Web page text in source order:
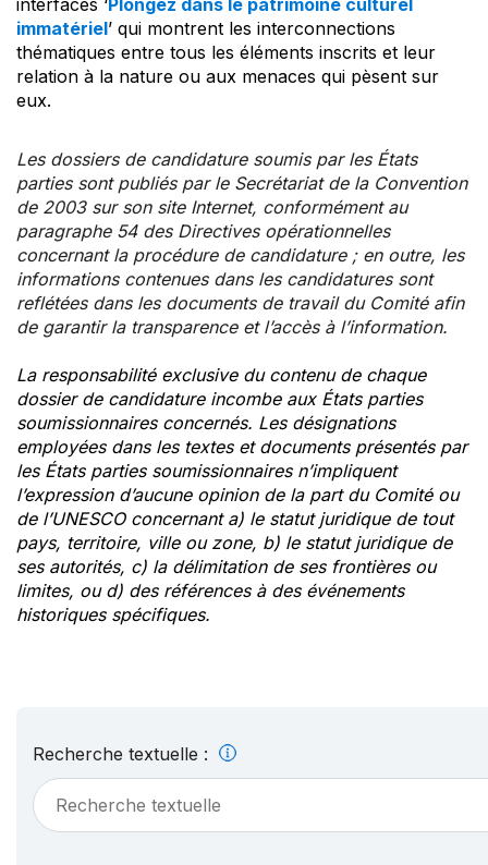
immatériel’ qui montrent les interconnections
thématiques entre tous les éléments inscrits et leur
relation à la nature ou aux menaces qui pèsent sur
eux.
Les dossiers de candidature soumis par les États
parties sont publiés par le Secrétariat de la Convention
de 2003 sur son site Internet, conformément au
paragraphe 54 des Directives opérationnelles
concernant la procédure de candidature ; en outre, les
informations contenues dans les candidatures sont
reflétées dans les documents de travail du Comité afin
de garantir la transparence et l’accès à l’information.
La responsabilité exclusive du contenu de chaque
dossier de candidature incombe aux États parties
soumissionnaires concernés. Les désignations
employées dans les textes et documents présentés par
les États parties soumissionnaires n’impliquent
l’expression d’aucune opinion de la part du Comité ou
de l’UNESCO concernant a) le statut juridique de tout
pays, territoire, ville ou zone, b) le statut juridique de
ses autorités, c) la délimitation de ses frontières ou
limites, ou d) des références à des événements
historiques spécifiques.
Recherche textuelle :